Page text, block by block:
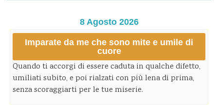
8 Agosto 2026
Imparate da me che sono mite e umile di
cuore
Quando ti accorgi di essere caduta in qualche difetto,
umiliati subito, e poi rialzati con più lena di prima,
senza scoraggiarti per le tue miserie.